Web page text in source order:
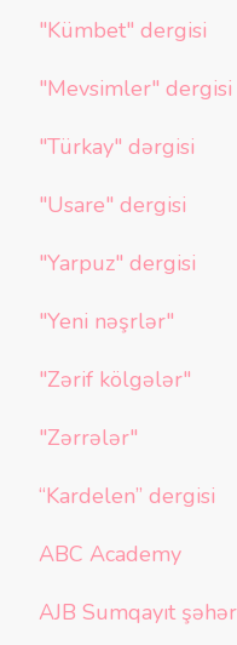
"Kümbet" dergisi
"Mevsimler" dergisi
"Türkay" dərgisi
"Usare" dergisi
"Yarpuz" dergisi
"Yeni nəşrlər"
"Zərif kölgələr"
"Zərrələr"
“Kardelen” dergisi
ABC Academy
AJB Sumqayıt